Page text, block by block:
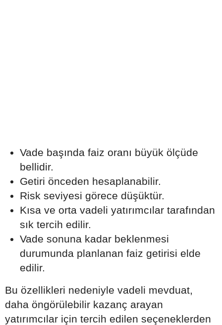
Vade başında faiz oranı büyük ölçüde
bellidir.
Getiri önceden hesaplanabilir.
Risk seviyesi görece düşüktür.
Kısa ve orta vadeli yatırımcılar tarafından
sık tercih edilir.
Vade sonuna kadar beklenmesi
durumunda planlanan faiz getirisi elde
edilir.
Bu özellikleri nedeniyle vadeli mevduat,
daha öngörülebilir kazanç arayan
yatırımcılar için tercih edilen seçeneklerden